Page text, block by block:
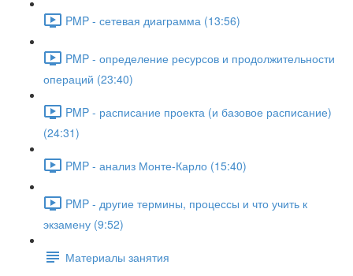
PMP - сетевая диаграмма (13:56)
PMP - определение ресурсов и продолжительности
операций (23:40)
PMP - расписание проекта (и базовое расписание)
(24:31)
PMP - анализ Монте-Карло (15:40)
PMP - другие термины, процессы и что учить к
экзамену (9:52)
Материалы занятия